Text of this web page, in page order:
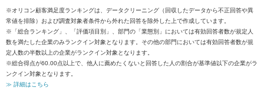
※オリコン顧客満足度ランキングは、データクリーニング（回収したデータから不正回答や異
常値を排除）および調査対象者条件から外れた回答を除外した上で作成しています。
※「総合ランキング」、「評価項目別」、部門の「業態別」においては有効回答者数が規定人
数を満たした企業のみランクイン対象となります。その他の部門においては有効回答者数が規
定人数の半数以上の企業がランクイン対象となります。
※総合得点が60.00点以上で、他人に薦めたくないと回答した人の割合が基準値以下の企業がラ
ンクイン対象となります。
≫ 詳細はこちら